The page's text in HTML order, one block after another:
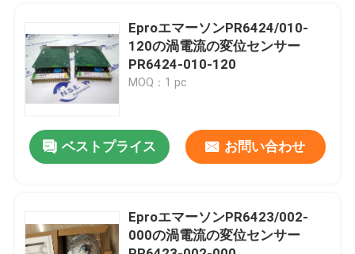
連絡 ください
ニュース
引金 を 求め て ください
曲がネバダの部品
EproエマーソンPR6424/010-
120の渦電流の変位センサー
PR6424-010-120
MOQ：1 pc
ベストプライス お問い合わせ
EproエマーソンPR6423/002-
000の渦電流の変位センサー